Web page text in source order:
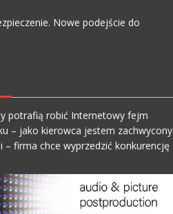
Nowe podejście do
potrafią robić Internetowy fejm
– jako kierowca jestem zachwycony
– firma chce wyprzedzić konkurencję